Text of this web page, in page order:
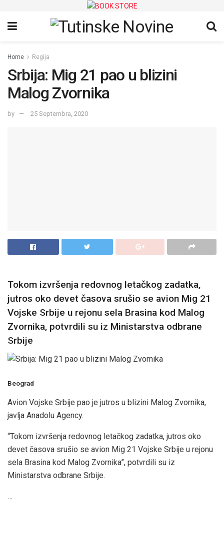
Home Regija
Srbija: Mig 21 pao u blizini
Malog Zvornika
by 25 Septembra, 2020
Tokom izvršenja redovnog letačkog zadatka,
jutros oko devet časova srušio se avion Mig 21
Vojske Srbije u rejonu sela Brasina kod Malog
Zvornika, potvrdili su iz Ministarstva odbrane
Srbije
Beograd
Avion Vojske Srbije pao je jutros u blizini Malog Zvornika,
javlja Anadolu Agency.
“Tokom izvršenja redovnog letačkog zadatka, jutros oko
devet časova srušio se avion Mig 21 Vojske Srbije u rejonu
sela Brasina kod Malog Zvornika”, potvrdili su iz
Ministarstva odbrane Srbije.
…